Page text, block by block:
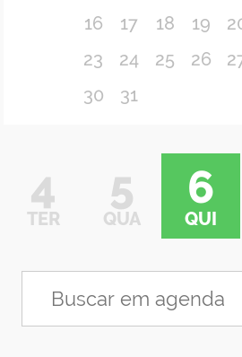
16
17 18 19
23
24 25 26
30
31
4
TER
5
QUA
6
QUI